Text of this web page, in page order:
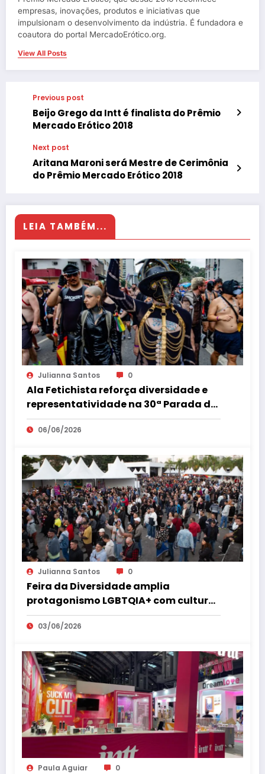
empresas, inovações, produtos e iniciativas que
impulsionam o desenvolvimento da indústria. É fundadora e
coautora do portal MercadoErótico.org.
View All Posts
Previous post
Beijo Grego da Intt é finalista do Prêmio
Mercado Erótico 2018
Next post
Aritana Maroni será Mestre de Cerimônia
do Prêmio Mercado Erótico 2018
LEIA TAMBÉM...
Julianna Santos 0
Ala Fetichista reforça diversidade e
representatividade na 30ª Parada do
Orgulho LGBT+ de São Paulo
06/06/2026
Julianna Santos 0
Feira da Diversidade amplia
protagonismo LGBTQIA+ com cultura,
empreendedorismo, cidadania e
espaço 18+ no coração de São Paulo
03/06/2026
Paula Aguiar 0